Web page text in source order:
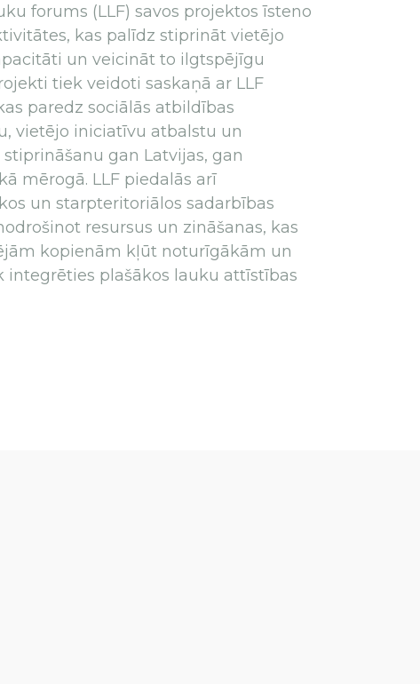
forums (LLF) savos projektos īsteno
kas palīdz stiprināt vietējo
un veicināt to ilgtspējīgu
tiek veidoti saskaņā ar LLF
paredz sociālās atbildības
vietējo iniciatīvu atbalstu un
gan Latvijas, gan
mērogā. LLF piedalās arī
un starpteritoriālos sadarbības
resursus un zināšanas, kas
kopienām kļūt noturīgākām un
integrēties plašākos lauku attīstības